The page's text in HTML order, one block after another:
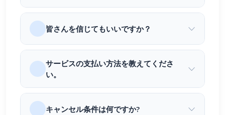
皆さんを信じてもいいですか？
サービスの支払い方法を教えてくださ
い。
キャンセル条件は何ですか?